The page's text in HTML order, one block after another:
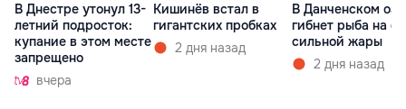
В Днестре утонул 13-
летний подросток:
купание в этом месте
запрещено
вчера
Кишинёв встал в
гигантских пробках
2 дня назад
В Данченском
гибнет рыба на
сильной жары
2 дня назад